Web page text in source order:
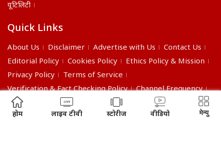
यूटिलिटी
Quick Links
About Us Disclaimer Advertise with Us
Contact Us
Editorial Policy
Cookies Policy
Ethics Policy & Mission
Privacy Policy
Terms of Service
Verification & Fact Checking Policy
Channel Frequency
©2026 India Daily. All right reserved.
होम लाइव टीवी स्टोरीज वीडियो मेन्यु